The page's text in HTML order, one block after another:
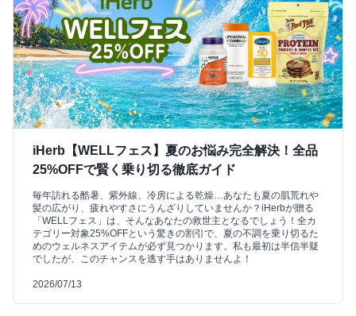
iHerb【WELLフェス】夏のお悩み完全解決！全品
25%OFFで賢く乗り切る徹底ガイド
毎年訪れる酷暑、紫外線、冷房による乾燥…あなたも夏の肌荒れや
髪の広がり、疲れやすさにうんざりしていませんか？iHerbが贈る
「WELLフェス」は、そんなあなたの救世主となるでしょう！全カ
テゴリー対象25%OFFという驚きの割引で、夏の不調を乗り切るた
めのウェルネスアイテムが必ず見つかります。私も最初は半信半疑
でしたが、このチャンスを逃す手はありませんよ！
2026/07/13